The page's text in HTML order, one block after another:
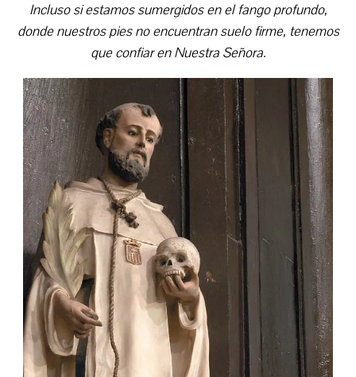
Incluso si estamos sumergidos en el fango profundo,
donde nuestros pies no encuentran suelo firme, tenemos
que confiar en Nuestra Señora.